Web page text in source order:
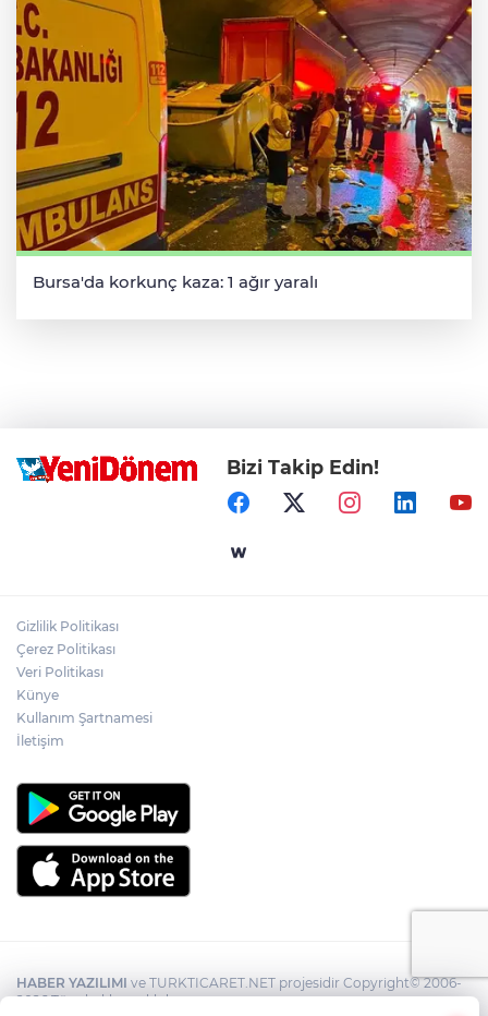
Bursa'da korkunç kaza: 1 ağır yaralı
Bizi Takip Edin!
Gizlilik Politikası
Çerez Politikası
Veri Politikası
Künye
Kullanım Şartnamesi
İletişim
HABER YAZILIMI ve TURKTICARET.NET projesidir Copyright© 2006-
2026 Tüm hakları saklıdır.